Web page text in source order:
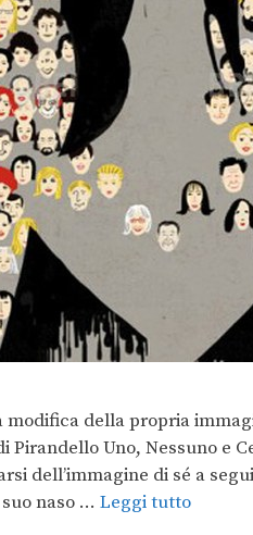
della propria
Uno, Nessuno e
dell’immagine di sé a
naso … Leggi tutto